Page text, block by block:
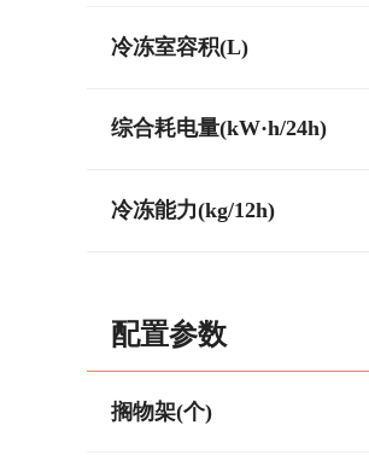
冷冻室容积(L)
综合耗电量(kW·h/24h)
冷冻能力(kg/12h)
配置参数
搁物架(个)